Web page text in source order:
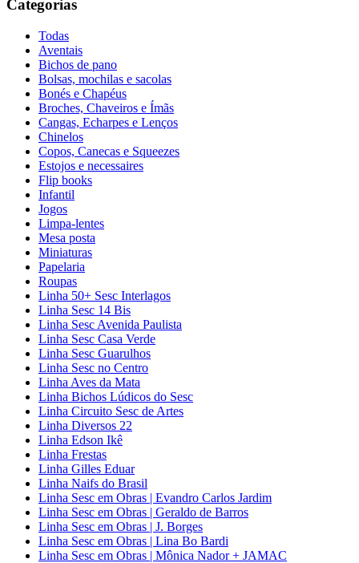
Categorias
Todas
Aventais
Bichos de pano
Bolsas, mochilas e sacolas
Bonés e Chapéus
Broches, Chaveiros e Ímãs
Cangas, Echarpes e Lenços
Chinelos
Copos, Canecas e Squeezes
Estojos e necessaires
Flip books
Infantil
Jogos
Limpa-lentes
Mesa posta
Miniaturas
Papelaria
Roupas
Linha 50+ Sesc Interlagos
Linha Sesc 14 Bis
Linha Sesc Avenida Paulista
Linha Sesc Casa Verde
Linha Sesc Guarulhos
Linha Sesc no Centro
Linha Aves da Mata
Linha Bichos Lúdicos do Sesc
Linha Circuito Sesc de Artes
Linha Diversos 22
Linha Edson Ikê
Linha Frestas
Linha Gilles Eduar
Linha Naifs do Brasil
Linha Sesc em Obras | Evandro Carlos Jardim
Linha Sesc em Obras | Geraldo de Barros
Linha Sesc em Obras | J. Borges
Linha Sesc em Obras | Lina Bo Bardi
Linha Sesc em Obras | Mônica Nador + JAMAC